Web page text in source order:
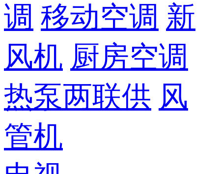
调 移动空调 新
风机 厨房空调
热泵两联供 风
管机